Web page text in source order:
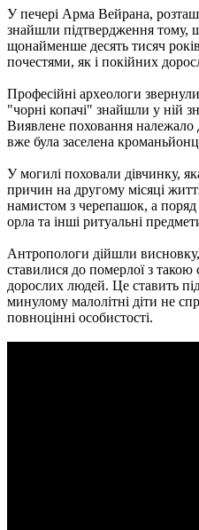
У печері Арма Вейрана,
знайшли підтвердження тому,
щонайменше десять тисяч
почестями, як і покійних
Професійні археологи
"чорні копачі" знайшли у ній
Виявлене поховання належало
вже була заселена
У могилі поховали дівчинку,
причин на другому місяці
намистом з черепашок, а поряд
орла та інші ритуальні
Антропологи дійшли
ставилися до померлої з
дорослих людей. Це ставить
минулому малолітні діти не
повноцінні особистості.